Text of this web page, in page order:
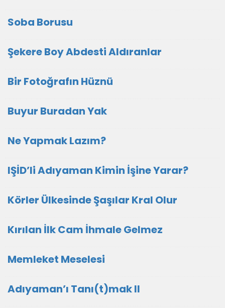
Soba Borusu
Şekere Boy Abdesti Aldıranlar
Bir Fotoğrafın Hüznü
Buyur Buradan Yak
Ne Yapmak Lazım?
IŞİD’li Adıyaman Kimin İşine Yarar?
Körler Ülkesinde Şaşılar Kral Olur
Kırılan İlk Cam İhmale Gelmez
Memleket Meselesi
Adıyaman’ı Tanı(t)mak II